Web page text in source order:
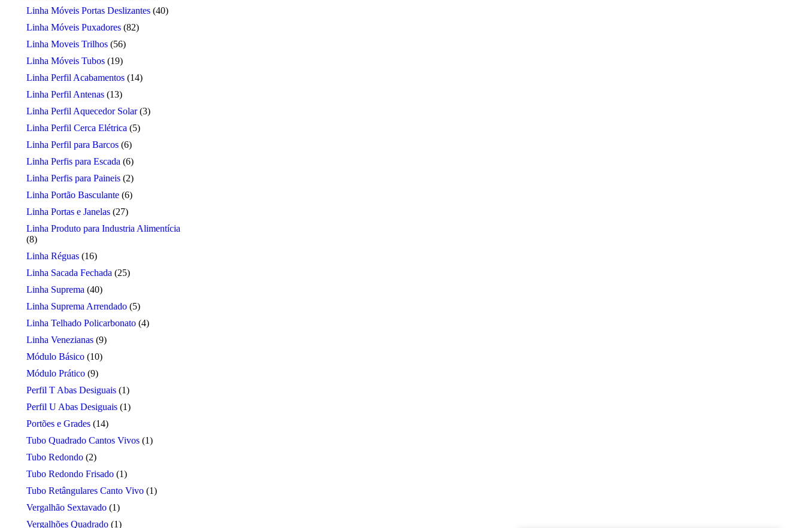
Linha Móveis Portas Deslizantes (40)
Linha Móveis Puxadores (82)
Linha Moveis Trilhos (56)
Linha Móveis Tubos (19)
Linha Perfil Acabamentos (14)
Linha Perfil Antenas (13)
Linha Perfil Aquecedor Solar (3)
Linha Perfil Cerca Elétrica (5)
Linha Perfil para Barcos (6)
Linha Perfis para Escada (6)
Linha Perfis para Paineis (2)
Linha Portão Basculante (6)
Linha Portas e Janelas (27)
Linha Produto para Industria Alimentícia
(8)
Linha Réguas (16)
Linha Sacada Fechada (25)
Linha Suprema (40)
Linha Suprema Arrendado (5)
Linha Telhado Policarbonato (4)
Linha Venezianas (9)
Módulo Básico (10)
Módulo Prático (9)
Perfil T Abas Desiguais (1)
Perfil U Abas Desiguais (1)
Portões e Grades (14)
Tubo Quadrado Cantos Vivos (1)
Tubo Redondo (2)
Tubo Redondo Frisado (1)
Tubo Retângulares Canto Vivo (1)
Vergalhão Sextavado (1)
Vergalhões Quadrado (1)